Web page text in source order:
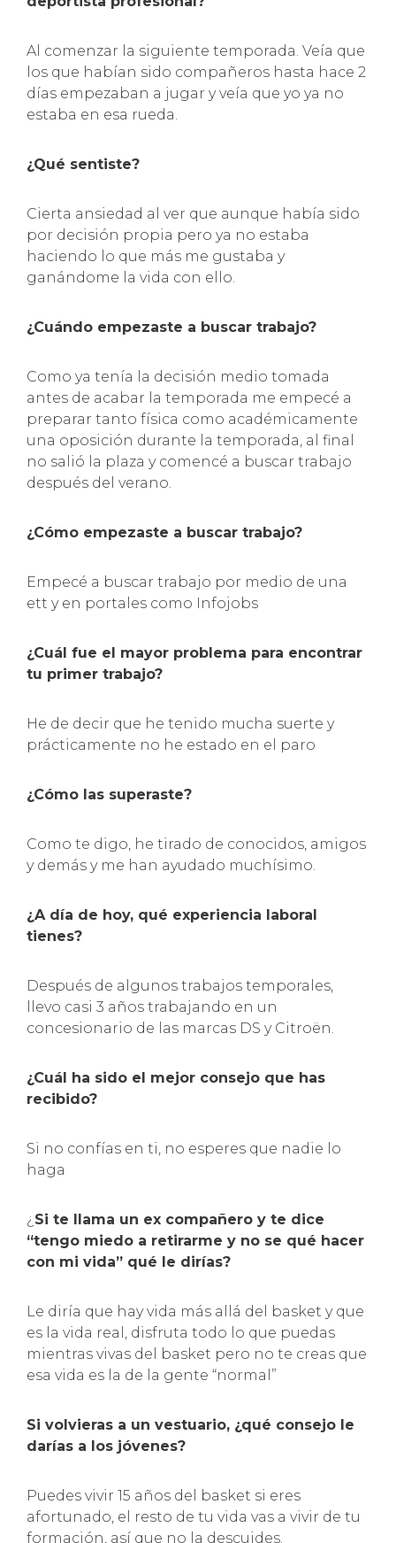
Al comenzar la siguiente temporada. Veía que
los que habían sido compañeros hasta hace 2
días empezaban a jugar y veía que yo ya no
estaba en esa rueda.
¿Qué sentiste?
Cierta ansiedad al ver que aunque había sido
por decisión propia pero ya no estaba
haciendo lo que más me gustaba y
ganándome la vida con ello.
¿Cuándo empezaste a buscar trabajo?
Como ya tenía la decisión medio tomada
antes de acabar la temporada me empecé a
preparar tanto física como académicamente
una oposición durante la temporada, al final
no salió la plaza y comencé a buscar trabajo
después del verano.
¿Cómo empezaste a buscar trabajo?
Empecé a buscar trabajo por medio de una
ett y en portales como Infojobs
¿Cuál fue el mayor problema para encontrar
tu primer trabajo?
He de decir que he tenido mucha suerte y
prácticamente no he estado en el paro
¿Cómo las superaste?
Como te digo, he tirado de conocidos, amigos
y demás y me han ayudado muchísimo.
¿A día de hoy, qué experiencia laboral
tienes?
Después de algunos trabajos temporales,
llevo casi 3 años trabajando en un
concesionario de las marcas DS y Citroën.
¿Cuál ha sido el mejor consejo que has
recibido?
Si no confías en ti, no esperes que nadie lo
haga
¿ Si te llama un ex compañero y te dice
“tengo miedo a retirarme y no se qué hacer
con mi vida” qué le dirías?
Le diría que hay vida más allá del basket y que
es la vida real, disfruta todo lo que puedas
mientras vivas del basket pero no te creas que
esa vida es la de la gente “normal”
Si volvieras a un vestuario, ¿qué consejo le
darías a los jóvenes?
Puedes vivir 15 años del basket si eres
afortunado, el resto de tu vida vas a vivir de tu
formación, así que no la descuides.